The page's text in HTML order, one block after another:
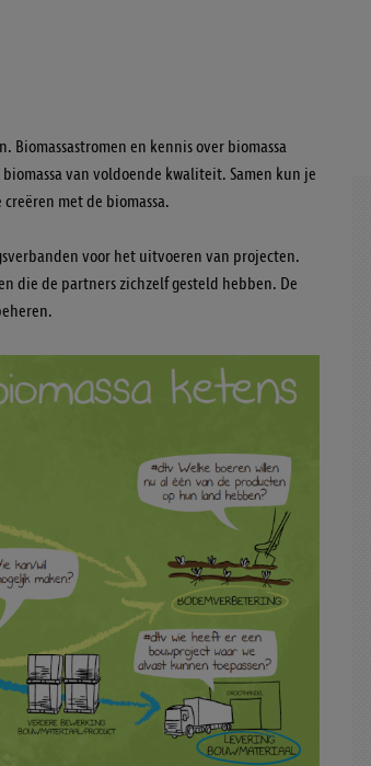
Biomassastromen en kennis over biomassa
van voldoende kwaliteit. Samen kun je
met de biomassa.
voor het uitvoeren van projecten.
die de partners zichzelf gesteld hebben. De